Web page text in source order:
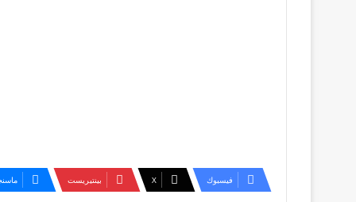
فيسبوك ‫X بينتيريست